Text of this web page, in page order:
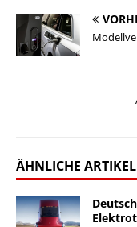
ÄHNLICHE ARTIKEL